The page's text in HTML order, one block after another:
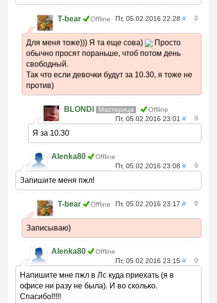
T-bear Offline Пт, 05.02.2016 22:28 # 0
Для меня тоже))) Я та еще сова)
Просто
обычно просят пораньше, чтоб потом день
свободный.
Так что если девочки будут за 10.30, я тоже не
против)
BLONDI Мастерица
Offline
Пт, 05.02.2016 23:01 # 0
Я за 10.30
Alenka80
Offline
Пт, 05.02.2016 23:08 # 0
Запишите меня пжл!
T-bear Offline Пт, 05.02.2016 23:17 # 0
Записываю)
Alenka80
Offline
Пт, 05.02.2016 23:15 # 0
Напишите мне пжл в Лс куда приехать (я в
офисе ни разу не была). И во сколько.
Спасибо!!!!!